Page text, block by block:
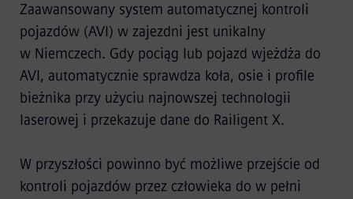
Zaawansowany system automatycznej kontroli
pojazdów (AVI) w zajezdni jest unikalny
w Niemczech. Gdy pociąg lub pojazd wjeżdża do
AVI, automatycznie sprawdza koła, osie i profile
bieżnika przy użyciu najnowszej technologii
laserowej i przekazuje dane do Railigent X.
W przyszłości powinno być możliwe przejście od
kontroli pojazdów przez człowieka do w pełni